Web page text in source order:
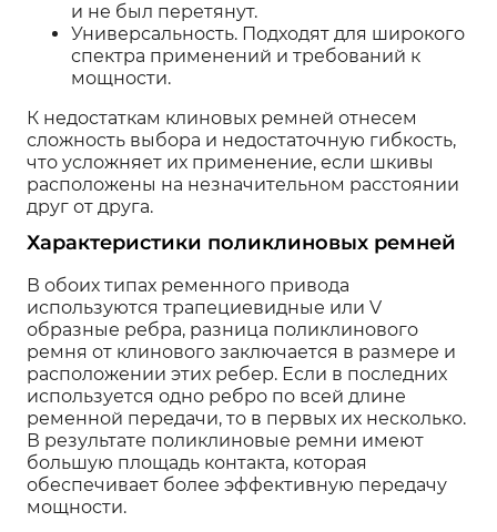
и не был перетянут.
Универсальность. Подходят для широкого
спектра применений и требований к
мощности.
К недостаткам клиновых ремней отнесем
сложность выбора и недостаточную гибкость,
что усложняет их применение, если шкивы
расположены на незначительном расстоянии
друг от друга.
Характеристики поликлиновых ремней
В обоих типах ременного привода
используются трапециевидные или V
образные ребра, разница поликлинового
ремня от клинового заключается в размере и
расположении этих ребер. Если в последних
используется одно ребро по всей длине
ременной передачи, то в первых их несколько.
В результате поликлиновые ремни имеют
большую площадь контакта, которая
обеспечивает более эффективную передачу
мощности.